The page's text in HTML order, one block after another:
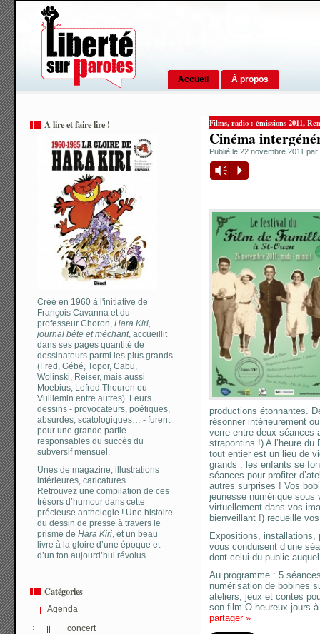
Accueil À propos
A lire et faire lire !
Créé en 1960 à l'initiative de
François Cavanna et du
professeur Choron, Hara Kiri,
journal bête et méchant, accueillit
dans ses pages quantité de
dessinateurs parmi les plus grands
(Fred, Gébé, Topor, Cabu,
Wolinski, Reiser, mais aussi
Moebius, Lefred Thouron ou
Vuillemin entre autres). Leurs
dessins - provocateurs, poétiques,
absurdes, scatologiques… - furent
pour une grande partie
responsables du succès du
subversif mensuel.
Unes de magazine, illustrations
intérieures, caricatures…
Retrouvez une compilation de ces
trésors d’humour dans cette
précieuse anthologie ! Une histoire
du dessin de presse à travers le
prisme de Hara Kiri, et un beau
livre à la gloire d’une époque et
d’un ton aujourd’hui révolus.
Catégories
Agenda
concert
Films,radio : émissions 2011,
Cinéma
Publié le 22 novembre 2011 par
Vm P
productions étonnantes.
résonner intérieurement
verre entre deux séances
strapontins !) A l’heure
tout entier est un lieu de
grands : les enfants se
séances pour profiter
autres surprises ! Vos
jeunesse numérique
virtuellement dans vos
bienveillant !) recueille
Expositions,
vous conduisent d’une
dont celui du public
Au programme : 5
numérisation de bobines
ateliers, jeux et contes
son film O heureux jours
partager »